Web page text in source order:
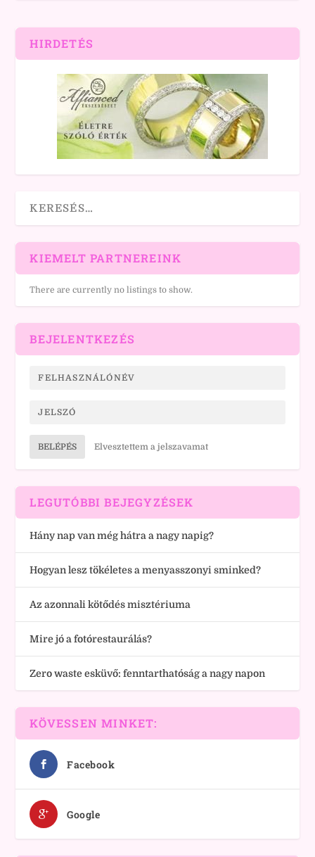
HIRDETÉS
KIEMELT PARTNEREINK
There are currently no listings to show.
BEJELENTKEZÉS
BELÉPÉS Elvesztettem a jelszavamat
LEGUTÓBBI BEJEGYZÉSEK
Hány nap van még hátra a nagy napig?
Hogyan lesz tökéletes a menyasszonyi sminked?
Az azonnali kötődés misztériuma
Mire jó a fotórestaurálás?
Zero waste esküvő: fenntarthatóság a nagy napon
KÖVESSEN MINKET:
Facebook
Google